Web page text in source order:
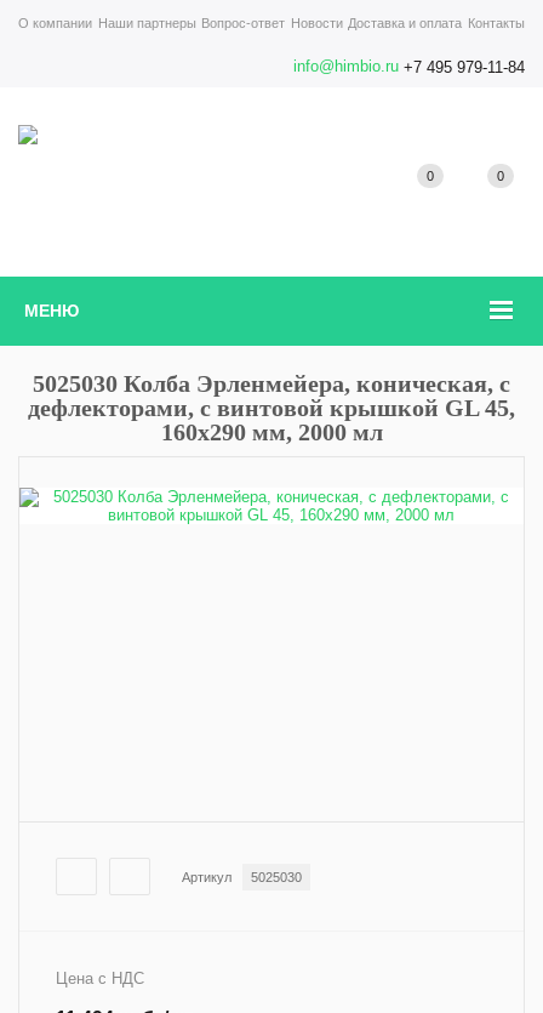
О компании Наши партнеры Вопрос-ответ Новости Доставка и оплата Контакты
info@himbio.ru +7 495 979-11-84
МЕНЮ
0 0
5025030 Колба Эрленмейера, коническая, с
дефлекторами, с винтовой крышкой GL 45,
160х290 мм, 2000 мл
Артикул 5025030
Цена с НДС